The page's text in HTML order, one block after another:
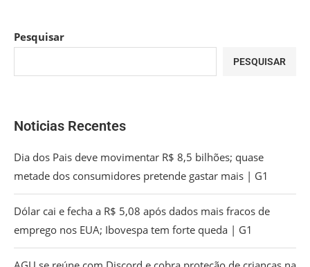
Pesquisar
PESQUISAR
Noticias Recentes
Dia dos Pais deve movimentar R$ 8,5 bilhões; quase
metade dos consumidores pretende gastar mais | G1
Dólar cai e fecha a R$ 5,08 após dados mais fracos de
emprego nos EUA; Ibovespa tem forte queda | G1